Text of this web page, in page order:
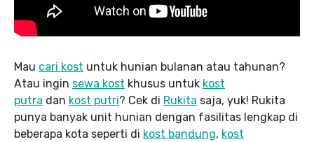
Mau cari kost untuk hunian bulanan atau tahunan?
Atau ingin sewa kost khusus untuk kost
putra dan kost putri? Cek di Rukita saja, yuk! Rukita
punya banyak unit hunian dengan fasilitas lengkap di
beberapa kota seperti di kost bandung, kost